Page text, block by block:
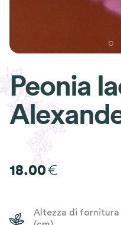
Peonia
18.00€
Altezza di fornitura